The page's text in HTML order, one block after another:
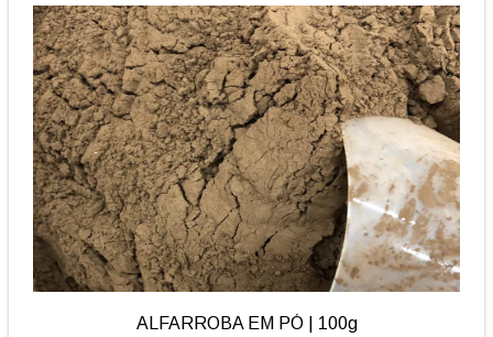
ALFARROBA EM PÓ | 100g